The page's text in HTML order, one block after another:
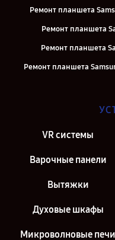
Ремонт планшета
Ремонт планшета
Ремонт планшета
Ремонт планшета
VR системы
Варочные панели
Вытяжки
Духовые шкафы
Микроволновые печи